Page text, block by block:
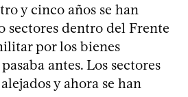
y cinco años se han
sectores dentro del Frente
por los bienes
antes. Los sectores
y ahora se han